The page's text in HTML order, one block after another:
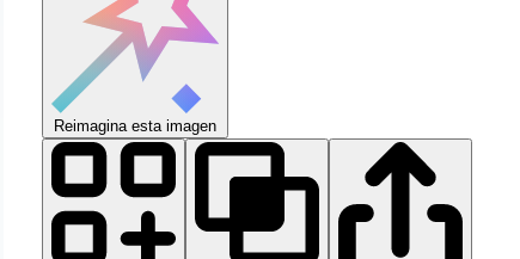
Reimagina esta imagen